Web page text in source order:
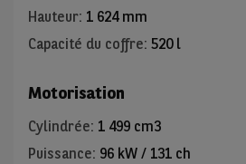
Hauteur: 1 624 mm
Capacité du coffre: 520 l
Motorisation
Cylindrée: 1 499 cm3
Puissance: 96 kW / 131 ch